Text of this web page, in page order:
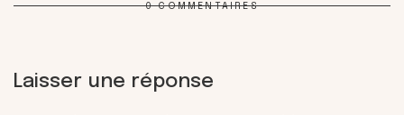
0 COMMENTAIRES
Laisser une réponse